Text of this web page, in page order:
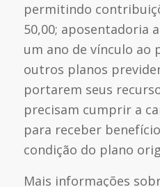
permitindo
50,00; aposentadoria
um ano de vínculo ao
outros planos
portarem seus
precisam cumprir a
para receber
condição do plano
Mais informações